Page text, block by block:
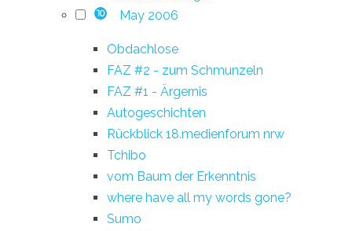
10 May 2006
Obdachlose
FAZ #2 - zum Schmunzeln
FAZ #1 - Ärgernis
Autogeschichten
Rückblick 18.medienforum nrw
Tchibo
vom Baum der Erkenntnis
where have all my words gone?
Sumo